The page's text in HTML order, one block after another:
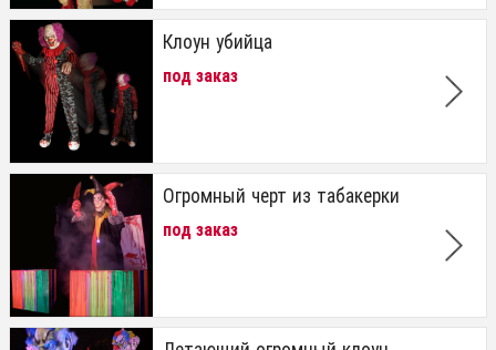
Клоун убийца
под заказ
Огромный черт из табакерки
под заказ